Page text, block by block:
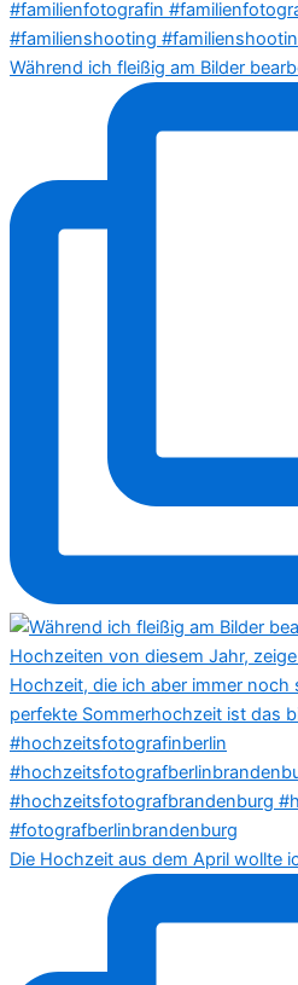
Während ich fleißig am Bilder
Die Hochzeit aus dem April wollte